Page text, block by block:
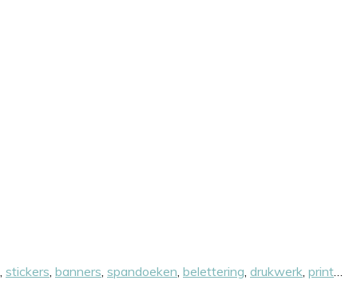
stickers banners spandoeken belettering drukwerk print